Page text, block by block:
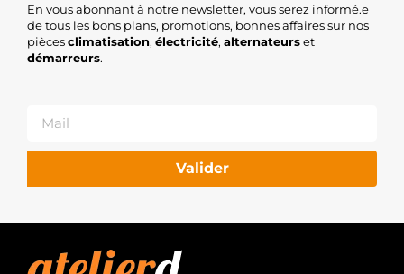
En vous abonnant à notre newsletter, vous serez informé.e
de tous les bons plans, promotions, bonnes affaires sur nos
piècesclimatisation, électricité, alternateurset
démarreurs.
Valider